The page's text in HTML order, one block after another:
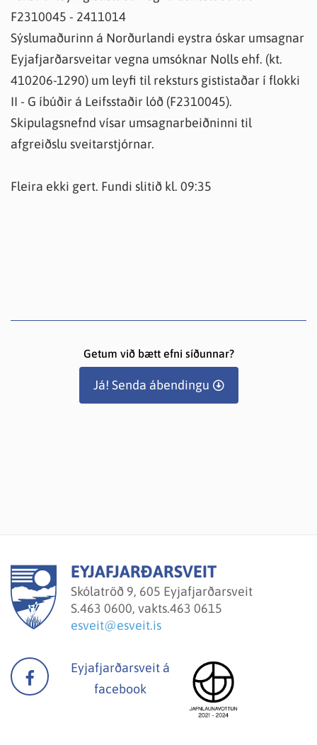
F2310045 - 2411014
Sýslumaðurinn á Norðurlandi eystra óskar umsagnar
Eyjafjarðarsveitar vegna umsóknar Nolls ehf. (kt.
410206-1290) um leyfi til reksturs gististaðar í flokki
II - G íbúðir á Leifsstaðir lóð (F2310045).
Skipulagsnefnd vísar umsagnarbeiðninni til
afgreiðslu sveitarstjórnar.
Fleira ekki gert. Fundi slitið kl. 09:35
Getum við bætt efni síðunnar?
Já! Senda ábendingu
EYJAFJARÐARSVEIT
Skólatröð 9, 605 Eyjafjarðarsveit
S.463 0600, vakts.463 0615
esveit@esveit.is
Eyjafjarðarsveit á
facebook